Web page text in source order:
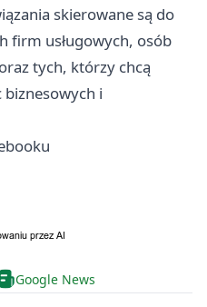
skierowane są do
firm usługowych, osób
tych, którzy chcą
biznesowych i
Google News